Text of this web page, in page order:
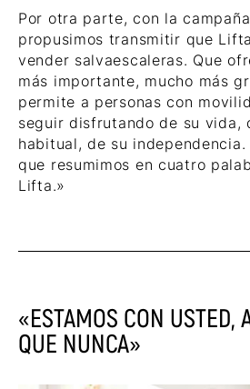
Por otra parte, con la
propusimos transmitir que
vender salvaescaleras. Que
más importante, mucho más
permite a personas con
seguir disfrutando de su vida,
habitual, de su
que resumimos en cuatro
Lifta.»
«ESTAMOS CON USTED,
QUE NUNCA»